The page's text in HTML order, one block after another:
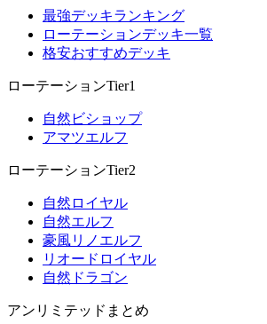
最強デッキランキング
ローテーションデッキ一覧
格安おすすめデッキ
ローテーションTier1
自然ビショップ
アマツエルフ
ローテーションTier2
自然ロイヤル
自然エルフ
豪風リノエルフ
リオードロイヤル
自然ドラゴン
アンリミテッドまとめ